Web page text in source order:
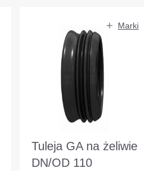
Marki
Tuleja GA na żeliwie
DN/OD 110